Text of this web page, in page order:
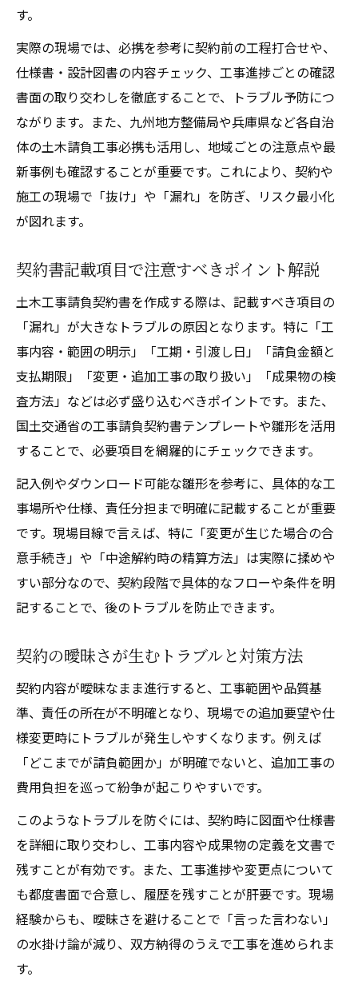
す。
実際の現場では、必携を参考に契約前の工程打合せや、
仕様書・設計図書の内容チェック、工事進捗ごとの確認
書面の取り交わしを徹底することで、トラブル予防につ
ながります。また、九州地方整備局や兵庫県など各自治
体の土木請負工事必携も活用し、地域ごとの注意点や最
新事例も確認することが重要です。これにより、契約や
施工の現場で「抜け」や「漏れ」を防ぎ、リスク最小化
が図れます。
契約書記載項目で注意すべきポイント解説
土木工事請負契約書を作成する際は、記載すべき項目の
「漏れ」が大きなトラブルの原因となります。特に「工
事内容・範囲の明示」「工期・引渡し日」「請負金額と
支払期限」「変更・追加工事の取り扱い」「成果物の検
査方法」などは必ず盛り込むべきポイントです。また、
国土交通省の工事請負契約書テンプレートや雛形を活用
することで、必要項目を網羅的にチェックできます。
記入例やダウンロード可能な雛形を参考に、具体的な工
事場所や仕様、責任分担まで明確に記載することが重要
です。現場目線で言えば、特に「変更が生じた場合の合
意手続き」や「中途解約時の精算方法」は実際に揉めや
すい部分なので、契約段階で具体的なフローや条件を明
記することで、後のトラブルを防止できます。
契約の曖昧さが生むトラブルと対策方法
契約内容が曖昧なまま進行すると、工事範囲や品質基
準、責任の所在が不明確となり、現場での追加要望や仕
様変更時にトラブルが発生しやすくなります。例えば
「どこまでが請負範囲か」が明確でないと、追加工事の
費用負担を巡って紛争が起こりやすいです。
このようなトラブルを防ぐには、契約時に図面や仕様書
を詳細に取り交わし、工事内容や成果物の定義を文書で
残すことが有効です。また、工事進捗や変更点について
も都度書面で合意し、履歴を残すことが肝要です。現場
経験からも、曖昧さを避けることで「言った言わない」
の水掛け論が減り、双方納得のうえで工事を進められま
す。